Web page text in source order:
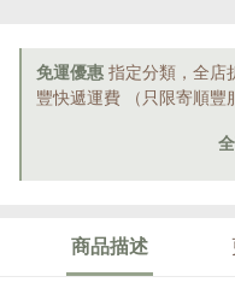
免運優惠 指定分類，全
豐快遞運費 （只限寄順豐
商品描述